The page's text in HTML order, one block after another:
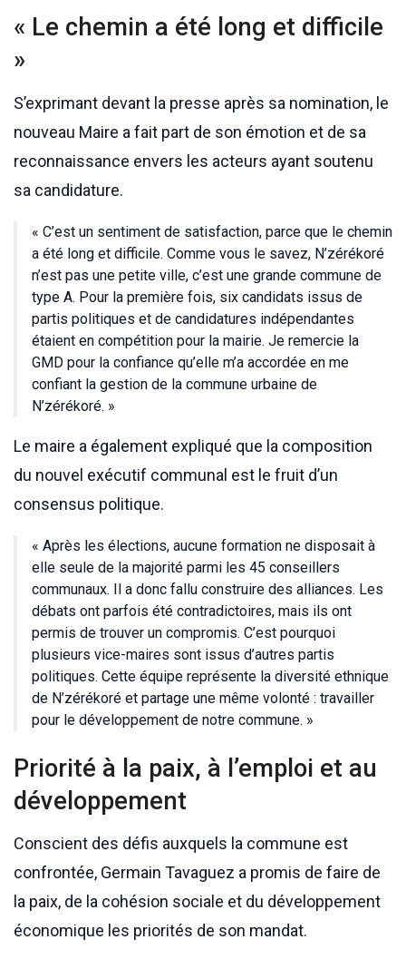
« Le chemin a été long et difficile
»
S’exprimant devant la presse après sa nomination, le
nouveau Maire a fait part de son émotion et de sa
reconnaissance envers les acteurs ayant soutenu
sa candidature.
« C’est un sentiment de satisfaction, parce que le chemin
a été long et difficile. Comme vous le savez, N’zérékoré
n’est pas une petite ville, c’est une grande commune de
type A. Pour la première fois, six candidats issus de
partis politiques et de candidatures indépendantes
étaient en compétition pour la mairie. Je remercie la
GMD pour la confiance qu’elle m’a accordée en me
confiant la gestion de la commune urbaine de
N’zérékoré. »
Le maire a également expliqué que la composition
du nouvel exécutif communal est le fruit d’un
consensus politique.
« Après les élections, aucune formation ne disposait à
elle seule de la majorité parmi les 45 conseillers
communaux. Il a donc fallu construire des alliances. Les
débats ont parfois été contradictoires, mais ils ont
permis de trouver un compromis. C’est pourquoi
plusieurs vice-maires sont issus d’autres partis
politiques. Cette équipe représente la diversité ethnique
de N’zérékoré et partage une même volonté : travailler
pour le développement de notre commune. »
Priorité à la paix, à l’emploi et au
développement
Conscient des défis auxquels la commune est
confrontée, Germain Tavaguez a promis de faire de
la paix, de la cohésion sociale et du développement
économique les priorités de son mandat.